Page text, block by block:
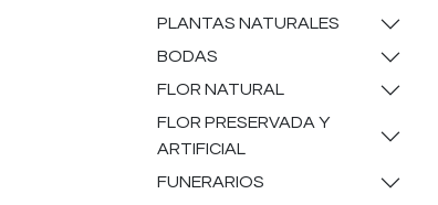
PLANTAS NATURALES
BODAS
FLOR NATURAL
FLOR PRESERVADA Y
ARTIFICIAL
FUNERARIOS